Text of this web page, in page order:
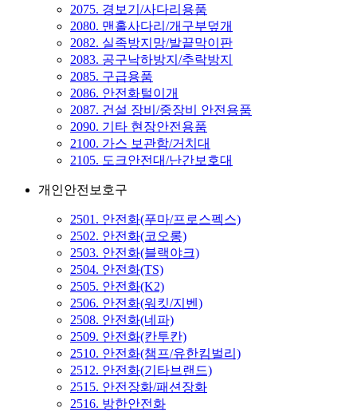
2075. 경보기/사다리용품
2080. 맨홀사다리/개구부덮개
2082. 실족방지망/발끝막이판
2083. 공구낙하방지/추락방지
2085. 구급용품
2086. 안전화털이개
2087. 건설 장비/중장비 안전용품
2090. 기타 현장안전용품
2100. 가스 보관함/거치대
2105. 도크안전대/난간보호대
개인안전보호구
2501. 안전화(푸마/프로스펙스)
2502. 안전화(코오롱)
2503. 안전화(블랙야크)
2504. 안전화(TS)
2505. 안전화(K2)
2506. 안전화(워킷/지벤)
2508. 안전화(네파)
2509. 안전화(칸투칸)
2510. 안전화(챔프/유한킴벌리)
2512. 안전화(기타브랜드)
2515. 안전장화/패션장화
2516. 방한안전화